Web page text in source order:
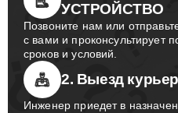
УСТРОЙСТВО
Позвоните нам или
с вами и проконсультирует
сроков и условий.
2. Выезд
Инженер приедет в